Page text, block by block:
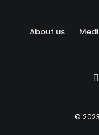
About us
©